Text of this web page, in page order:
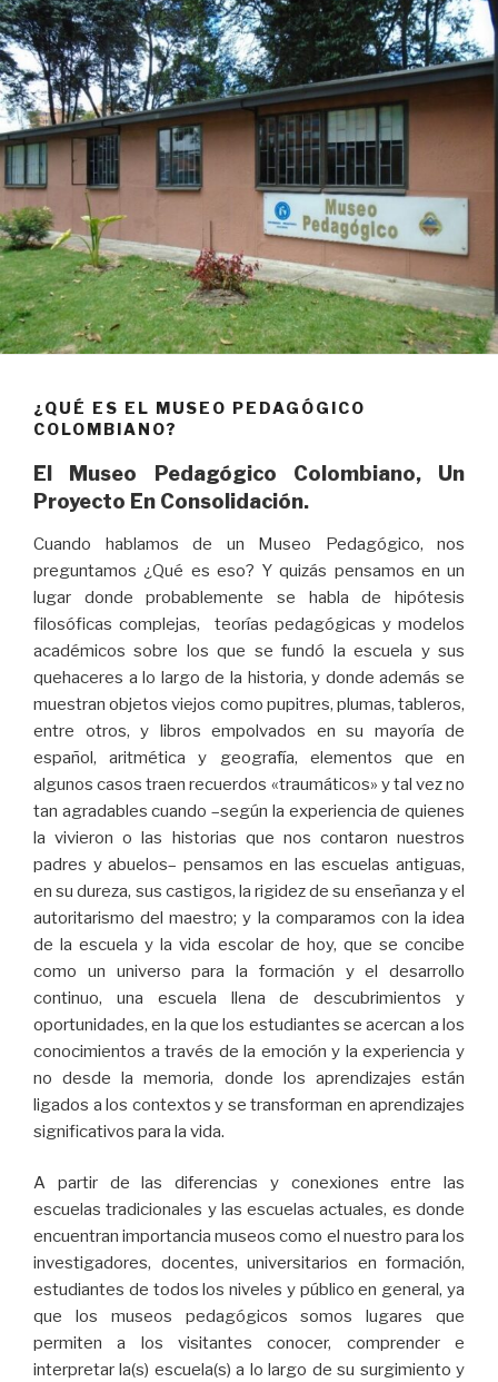
¿QUÉ ES EL MUSEO PEDAGÓGICO
COLOMBIANO?
El Museo Pedagógico Colombiano, Un
Proyecto En Consolidación.
Cuando hablamos de un Museo Pedagógico, nos
preguntamos ¿Qué es eso? Y quizás pensamos en un
lugar donde probablemente se habla de hipótesis
filosóficas complejas, teorías pedagógicas y modelos
académicos sobre los que se fundó la escuela y sus
quehaceres a lo largo de la historia, y donde además se
muestran objetos viejos como pupitres, plumas, tableros,
entre otros, y libros empolvados en su mayoría de
español, aritmética y geografía, elementos que en
algunos casos traen recuerdos «traumáticos» y tal vez no
tan agradables cuando –según la experiencia de quienes
la vivieron o las historias que nos contaron nuestros
padres y abuelos– pensamos en las escuelas antiguas,
en su dureza, sus castigos, la rigidez de su enseñanza y el
autoritarismo del maestro; y la comparamos con la idea
de la escuela y la vida escolar de hoy, que se concibe
como un universo para la formación y el desarrollo
continuo, una escuela llena de descubrimientos y
oportunidades, en la que los estudiantes se acercan a los
conocimientos a través de la emoción y la experiencia y
no desde la memoria, donde los aprendizajes están
ligados a los contextos y se transforman en aprendizajes
significativos para la vida.
A partir de las diferencias y conexiones entre las
escuelas tradicionales y las escuelas actuales, es donde
encuentran importancia museos como el nuestro para los
investigadores, docentes, universitarios en formación,
estudiantes de todos los niveles y público en general, ya
que los museos pedagógicos somos lugares que
permiten a los visitantes conocer, comprender e
interpretar la(s) escuela(s) a lo largo de su surgimiento y